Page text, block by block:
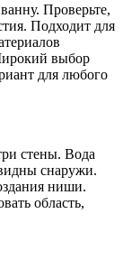
Проверьте,
Подходит для
выбор
для любого
стены. Вода
снаружи.
ниши.
область,